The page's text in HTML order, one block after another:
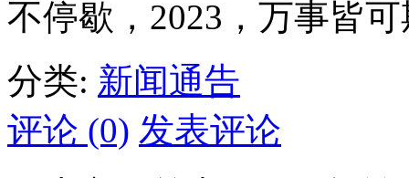
不停歇，2023，万事皆
分类: 新闻通告
评论 (0) 发表评论